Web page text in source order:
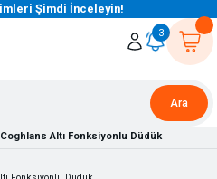
Şimdi İnceleyin!
Ara
3
Coghlans Altı Fonksiyonlu Düdük